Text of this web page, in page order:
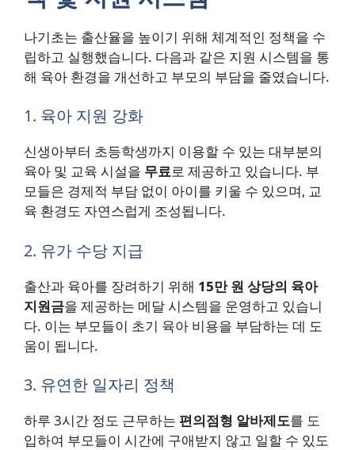
나기초는 출산율을 높이기 위해 체계적인 정책을 수
립하고 실행했습니다. 다음과 같은 지원 시스템을 통
해 육아 환경을 개선하고 부모의 부담을 줄였습니다.
1. 육아 지원 강화
신생아부터 초등학생까지 이용할 수 있는 대부분의
육아 및 교육 시설을 무료로 제공하고 있습니다. 부
모들은 경제적 부담 없이 아이를 키울 수 있으며, 교
육 환경도 자연스럽게 조성됩니다.
2. 유가 수당 지급
출산과 육아를 장려하기 위해 15만 원 상당의 육아
지원금을 제공하는 메달 시스템을 운영하고 있습니
다. 이는 부모들이 초기 육아 비용을 부담하는 데 도
움이 됩니다.
3. 유연한 일자리 정책
하루 3시간 정도 근무하는 편의점형 알바제도를 도
입하여 부모들이 시간에 구애받지 않고 일할 수 있도